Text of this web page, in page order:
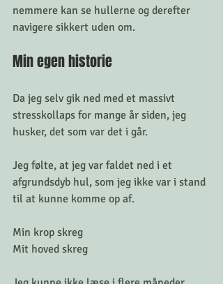
nemmere kan se hullerne og derefter
navigere sikkert uden om.
Min egen historie
Da jeg selv gik ned med et massivt
stresskollaps for mange år siden, jeg
husker, det som var det i går.
Jeg følte, at jeg var faldet ned i et
afgrundsdyb hul, som jeg ikke var i stand
til at kunne komme op af.
Min krop skreg
Mit hoved skreg